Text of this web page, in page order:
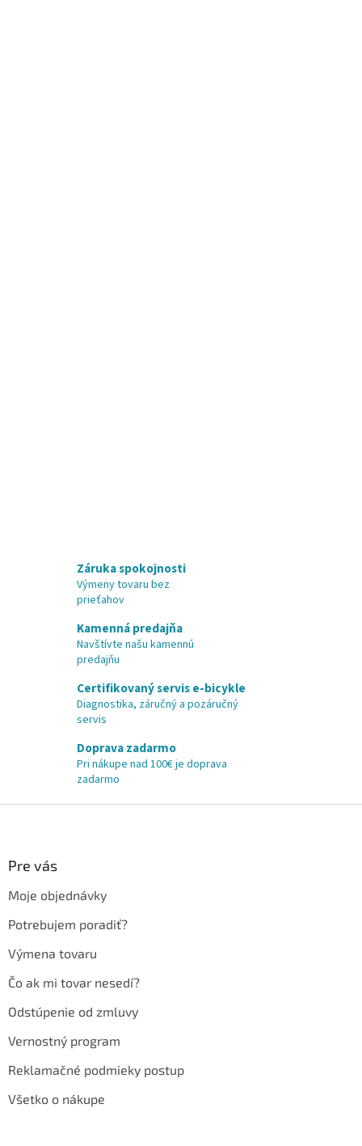
Záruka spokojnosti
Výmeny tovaru bez
prieťahov
Kamenná predajňa
Navštívte našu kamennú
predajňu
Certifikovaný servis e-bicykle
Diagnostika, záručný a pozáručný
servis
Doprava zadarmo
Pri nákupe nad 100€ je doprava
zadarmo
Pre vás
Moje objednávky
Potrebujem poradiť?
Výmena tovaru
Čo ak mi tovar nesedí?
Odstúpenie od zmluvy
Vernostný program
Reklamačné podmieky postup
Všetko o nákupe